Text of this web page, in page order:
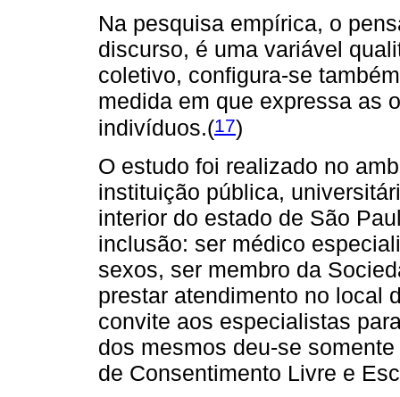
Na pesquisa empírica, o
discurso, é uma variável
coletivo, configura-se
medida em que expressa as
indivíduos.(17)
O estudo foi realizado no
instituição pública,
interior do estado de São
inclusão: ser médico
sexos, ser membro da
prestar atendimento no local
convite aos especialistas
dos mesmos deu-se
de Consentimento Livre e